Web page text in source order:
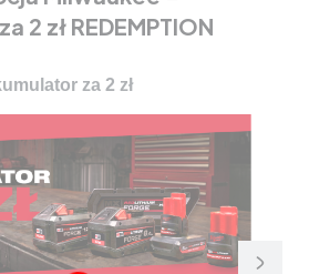
2 zł REDEMPTION
za 2 zł